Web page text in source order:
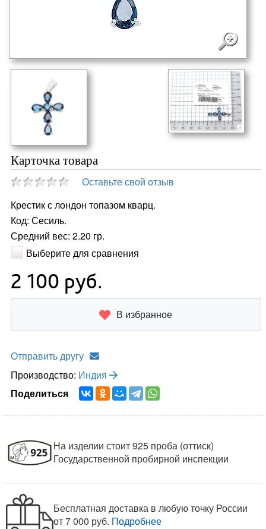
Карточка товара
Оставьте свой отзыв
Крестик с лондон топазом кварц.
Код: Сесиль.
Средний вес: 2.20 гр.
Выберите для сравнения
2 100 руб.
В избранное
Отправить другу
Производство: Индия
Поделиться
На изделии стоит 925 проба (оттиск)
Государственной пробирной инспекции
Бесплатная доставка в любую точку России
от 7 000 руб. Подробнее